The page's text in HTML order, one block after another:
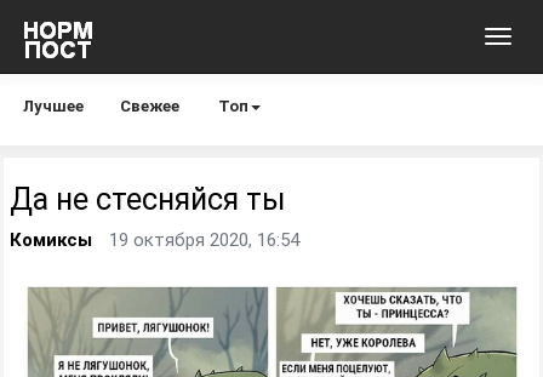
Лучшее Свежее Топ
Да не стесняйся ты
Комиксы 19 октября 2020, 16:54